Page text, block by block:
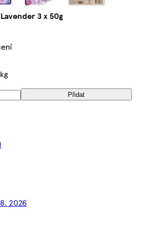
3 x 50g
Přidat
2026